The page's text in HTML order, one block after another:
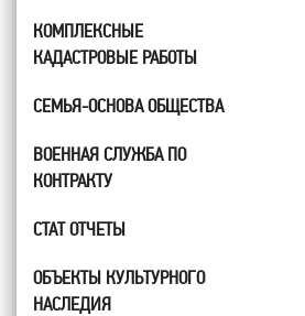
КОМПЛЕКСНЫЕ
КАДАСТРОВЫЕ РАБОТЫ
СЕМЬЯ-ОСНОВА ОБЩЕСТВА
ВОЕННАЯ СЛУЖБА ПО
КОНТРАКТУ
СТАТ ОТЧЕТЫ
ОБЪЕКТЫ КУЛЬТУРНОГО
НАСЛЕДИЯ